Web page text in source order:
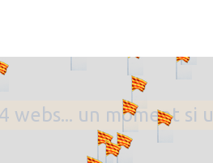
webs... un moment si